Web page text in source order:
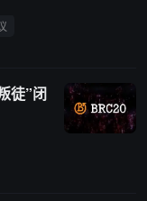
BRC-20 协议的相
徒”闭